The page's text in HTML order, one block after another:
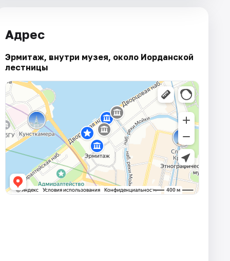
Адрес
Эрмитаж, внутри музея, около Иорданской
лестницы